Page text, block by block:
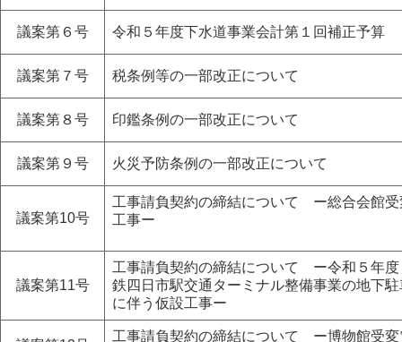
議案第６号 令和５年度下水道事業会計第１回補正予算
議案第７号 税条例等の一部改正について
議案第８号 印鑑条例の一部改正について
議案第９号 火災予防条例の一部改正について
議案第10号
工事請負契約の締結について ー総合会館受
工事ー
議案第11号
工事請負契約の締結について ー令和５年
鉄四日市駅交通ターミナル整備事業の地下
に伴う仮設工事ー
工事請負契約の締結について ー博物館受変